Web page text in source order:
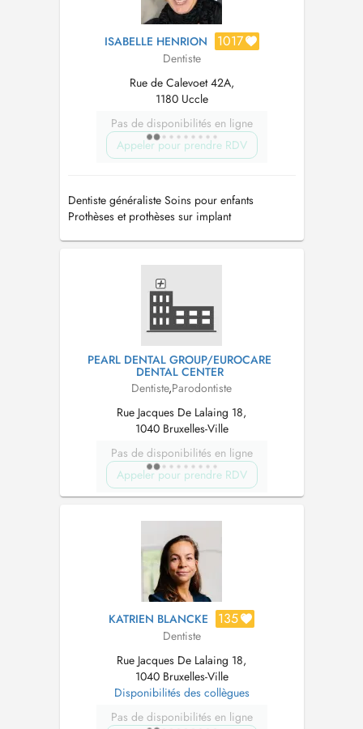
ISABELLE HENRION 1017
Dentiste
Rue de Calevoet 42A,
1180 Uccle
Pas de disponibilités en ligne
Appeler pour prendre RDV
Dentiste généraliste Soins pour enfants
Prothèses et prothèses sur implant
PEARL DENTAL GROUP/EUROCARE
DENTAL CENTER
Dentiste,Parodontiste
Rue Jacques De Lalaing 18,
1040 Bruxelles-Ville
Pas de disponibilités en ligne
Appeler pour prendre RDV
KATRIEN BLANCKE 135
Dentiste
Rue Jacques De Lalaing 18,
1040 Bruxelles-Ville
Disponibilités des collègues
Pas de disponibilités en ligne